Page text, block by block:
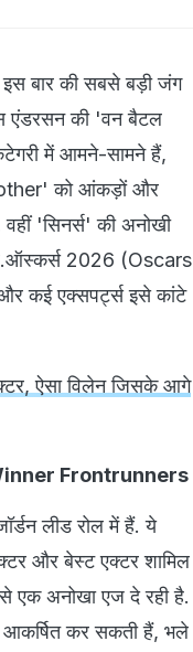
बार की सबसे बड़ी जंग
एंडरसन की 'वन बैटल
में आमने-सामने हैं,
को आंकड़ों और
'सिनर्स' की अनोखी
है.ऑस्कर्स 2026 (Oscars
कई एक्सपर्ट्स इसे कांटे
ऐसा विलेन जिसके आगे
Frontrunners
लीड रोल में हैं. ये
और बेस्ट एक्टर शामिल
एक अनोखा एज दे रही है.
आकर्षित कर सकती हैं, भले